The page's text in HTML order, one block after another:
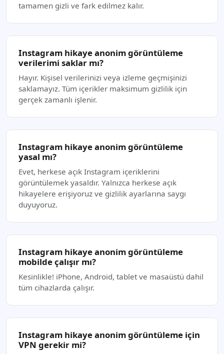
tamamen gizli ve fark edilmez kalır.
Instagram hikaye anonim görüntüleme
verilerimi saklar mı?
Hayır. Kişisel verilerinizi veya izleme geçmişinizi
saklamayız. Tüm içerikler maksimum gizlilik için
gerçek zamanlı işlenir.
Instagram hikaye anonim görüntüleme
yasal mı?
Evet, herkese açık Instagram içeriklerini
görüntülemek yasaldır. Yalnızca herkese açık
hikayelere erişiyoruz ve gizlilik ayarlarına saygı
duyuyoruz.
Instagram hikaye anonim görüntüleme
mobilde çalışır mı?
Kesinlikle! iPhone, Android, tablet ve masaüstü dahil
tüm cihazlarda çalışır.
Instagram hikaye anonim görüntüleme için
VPN gerekir mi?